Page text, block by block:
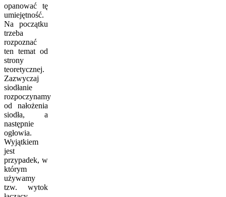
opanować tę
umiejętność.
Na początku
trzeba
rozpoznać
ten temat od
strony
teoretycznej.
Zazwyczaj
siodłanie
rozpoczynamy
od nałożenia
siodła, a
następnie
ogłowia.
Wyjątkiem
jest
przypadek, w
którym
używamy
tzw. wytok